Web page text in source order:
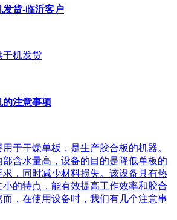
发货-临沂客户
干机发货
的注意事项
于干燥单板，是生产胶合板的机器。
部含水量高，设备的目的是降低单板的
，同时减少材料损失。该设备具有热
的特点，能有效提高工作效率和胶合
，在使用设备时，我们有几个注意事